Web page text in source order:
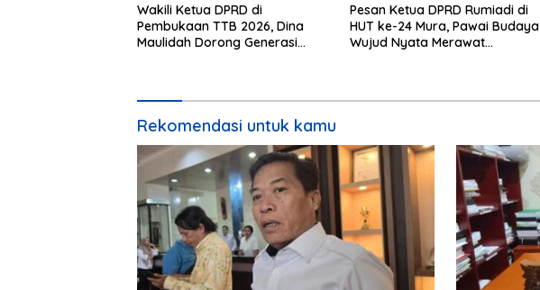
Wakili Ketua DPRD di
Pembukaan TTB 2026, Dina
Maulidah Dorong Generasi
Pesan Ketua DPRD Rumiadi di
HUT ke-24 Mura, Pawai Budaya
Wujud Nyata Merawat
Rekomendasi untuk kamu